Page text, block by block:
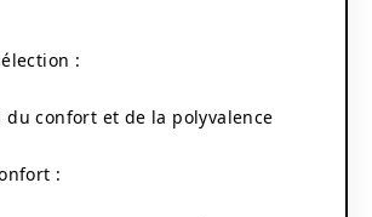
:
du confort et de la polyvalence
: